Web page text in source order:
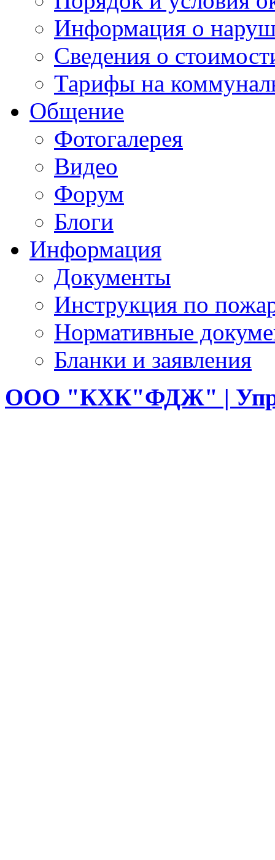
Информация о
Сведения о
Тарифы на
Общение
Фотогалерея
Видео
Форум
Блоги
Информация
Документы
Инструкция по
Нормативные
Бланки и заявления
ООО "КХК"ФДЖ" |